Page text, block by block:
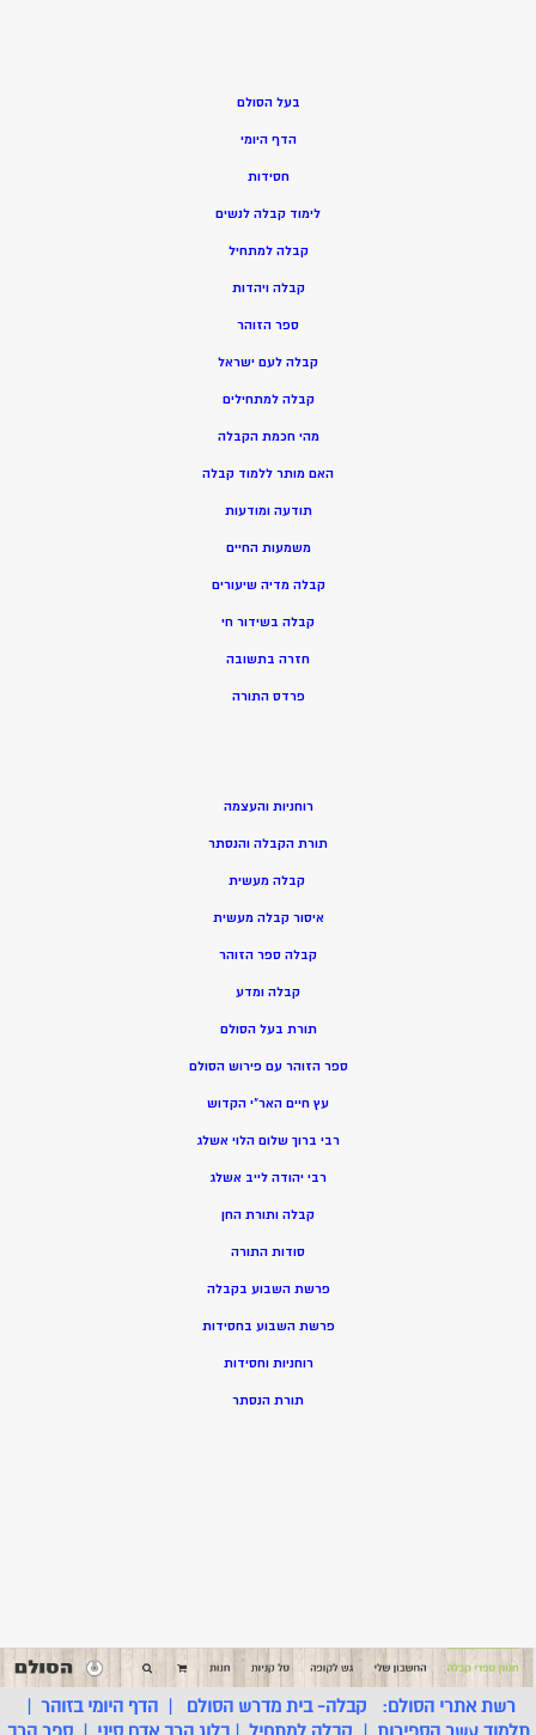
בעל הסולם
הדף היומי
חסידות
לימוד קבלה לנשים
קבלה למתחיל
קבלה ויהדות
ספר הזוהר
קבלה לעם ישראל
קבלה למתחילים
מהי חכמת הקבלה
האם מותר ללמוד קבלה
תודעה ומודעות
משמעות החיים
קבלה מדיה שיעורים
קבלה בשידור חי
חזרה בתשובה
פרדס התורה
רוחניות והעצמה
תורת הקבלה והנסתר
קבלה מעשית
איסור קבלה מעשית
קבלה ספר הזוהר
קבלה ומדע
תורת בעל הסולם
ספר הזוהר עם פירוש הסולם
עץ חיים האר”י הקדוש
רבי ברוך שלום הלוי אשלג
רבי יהודה לייב אשלג
קבלה ותורת החן
סודות התורה
פרשת השבוע בקבלה
פרשת השבוע בחסידות
רוחניות וחסידות
תורת הנסתר
רשת אתרי הסולם: קבלה- בית מדרש הסולם |הדף היומי בזוהר |